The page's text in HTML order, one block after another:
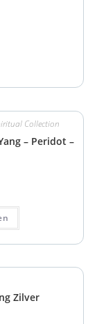
Collection
– Peridot –
Zilver